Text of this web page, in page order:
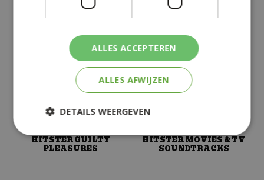
HITSTER GUILTY
PLEASURES
HITSTER MOVIES & TV
SOUNDTRACKS
ALLES ACCEPTEREN
ALLES AFWIJZEN
DETAILS WEERGEVEN